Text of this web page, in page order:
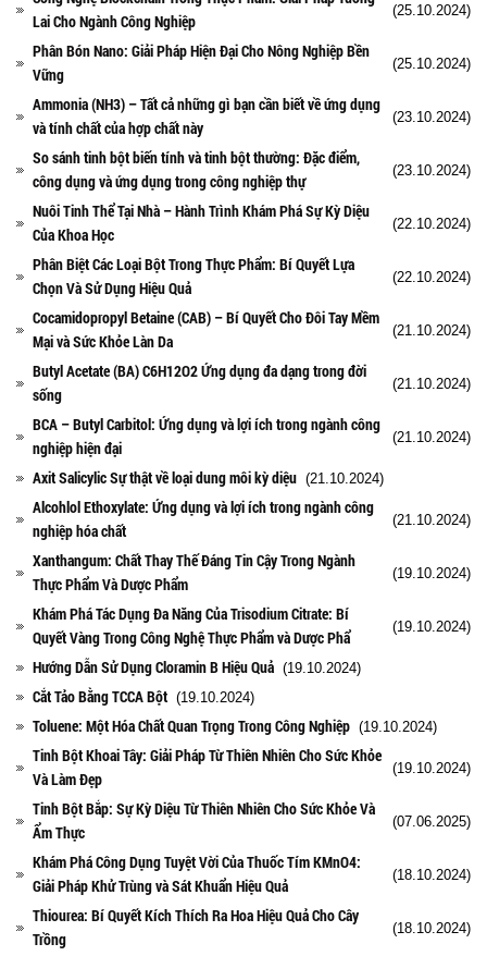
Lai Cho Ngành Công Nghiệp
(25.10.2024)
Phân Bón Nano: Giải Pháp Hiện Đại Cho Nông Nghiệp Bền
Vững
(25.10.2024)
Ammonia (NH3) – Tất cả những gì bạn cần biết về ứng dụng
và tính chất của hợp chất này
(23.10.2024)
So sánh tinh bột biến tính và tinh bột thường: Đặc điểm,
công dụng và ứng dụng trong công nghiệp thự
(23.10.2024)
Nuôi Tinh Thể Tại Nhà – Hành Trình Khám Phá Sự Kỳ Diệu
Của Khoa Học
(22.10.2024)
Phân Biệt Các Loại Bột Trong Thực Phẩm: Bí Quyết Lựa
Chọn Và Sử Dụng Hiệu Quả
(22.10.2024)
Cocamidopropyl Betaine (CAB) – Bí Quyết Cho Đôi Tay Mềm
Mại và Sức Khỏe Làn Da
(21.10.2024)
Butyl Acetate (BA) C6H12O2 Ứng dụng đa dạng trong đời
sống
(21.10.2024)
BCA – Butyl Carbitol: Ứng dụng và lợi ích trong ngành công
nghiệp hiện đại
(21.10.2024)
Axit Salicylic Sự thật về loại dung môi kỳ diệu (21.10.2024)
Alcohlol Ethoxylate: Ứng dụng và lợi ích trong ngành công
nghiệp hóa chất
(21.10.2024)
Xanthangum: Chất Thay Thế Đáng Tin Cậy Trong Ngành
Thực Phẩm Và Dược Phẩm
(19.10.2024)
Khám Phá Tác Dụng Đa Năng Của Trisodium Citrate: Bí
Quyết Vàng Trong Công Nghệ Thực Phẩm và Dược Phẩ
(19.10.2024)
Hướng Dẫn Sử Dụng Cloramin B Hiệu Quả (19.10.2024)
Cắt Tảo Bằng TCCA Bột (19.10.2024)
Toluene: Một Hóa Chất Quan Trọng Trong Công Nghiệp (19.10.2024)
Tinh Bột Khoai Tây: Giải Pháp Từ Thiên Nhiên Cho Sức Khỏe
Và Làm Đẹp
(19.10.2024)
Tinh Bột Bắp: Sự Kỳ Diệu Từ Thiên Nhiên Cho Sức Khỏe Và
Ẩm Thực
(07.06.2025)
Khám Phá Công Dụng Tuyệt Vời Của Thuốc Tím KMnO4:
Giải Pháp Khử Trùng và Sát Khuẩn Hiệu Quả
(18.10.2024)
Thiourea: Bí Quyết Kích Thích Ra Hoa Hiệu Quả Cho Cây
Trồng
(18.10.2024)